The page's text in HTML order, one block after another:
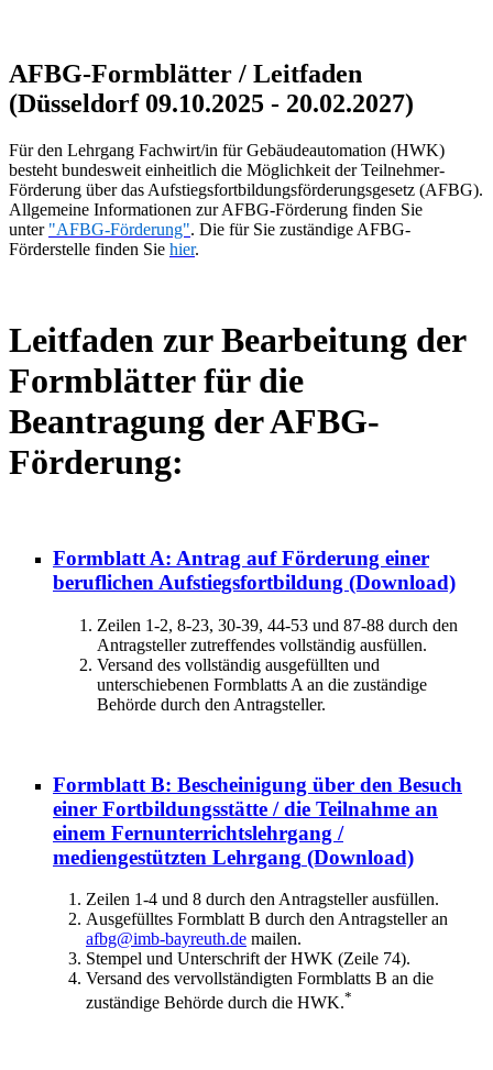
AFBG-Formblätter / Leitfaden
(Düsseldorf 09.10.2025 - 20.02.2027)
Für den Lehrgang Fachwirt/in für Gebäudeautomation (HWK)
besteht bundesweit einheitlich die Möglichkeit der Teilnehmer-
Förderung über das Aufstiegsfortbildungsförderungsgesetz (AFBG).
Allgemeine Informationen zur AFBG-Förderung finden Sie
unter "AFBG-Förderung". Die für Sie zuständige AFBG-
Förderstelle finden Sie hier.
Leitfaden zur Bearbeitung der
Formblätter für die
Beantragung der AFBG-
Förderung:
Formblatt A: Antrag auf Förderung einer
beruflichen Aufstiegsfortbildung (Download)
Zeilen 1-2, 8-23, 30-39, 44-53 und 87-88 durch den
Antragsteller zutreffendes vollständig ausfüllen.
Versand des vollständig ausgefüllten und
unterschiebenen Formblatts A an die zuständige
Behörde durch den Antragsteller.
Formblatt B: Bescheinigung über den Besuch
einer Fortbildungsstätte / die Teilnahme an
einem Fernunterrichtslehrgang /
mediengestützten Lehrgang (Download)
Zeilen 1-4 und 8 durch den Antragsteller ausfüllen.
Ausgefülltes Formblatt B durch den Antragsteller an
afbg@imb-bayreuth.de mailen.
Stempel und Unterschrift der HWK (Zeile 74).
Versand des vervollständigten Formblatts B an die
zuständige Behörde durch die HWK.*